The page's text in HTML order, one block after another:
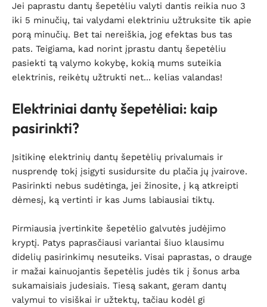
Jei paprastu dantų šepetėliu valyti dantis reikia nuo 3
iki 5 minučių, tai valydami elektriniu užtruksite tik apie
porą minučių. Bet tai nereiškia, jog efektas bus tas
pats. Teigiama, kad norint įprastu dantų šepetėliu
pasiekti tą valymo kokybę, kokią mums suteikia
elektrinis, reikėtų užtrukti net... kelias valandas!
Elektriniai dantų šepetėliai: kaip
pasirinkti?
Įsitikinę elektrinių dantų šepetėlių privalumais ir
nusprendę tokį įsigyti susidursite du plačia jų įvairove.
Pasirinkti nebus sudėtinga, jei žinosite, į ką atkreipti
dėmesį, ką vertinti ir kas Jums labiausiai tiktų.
Pirmiausia įvertinkite šepetėlio galvutės judėjimo
kryptį. Patys paprasčiausi variantai šiuo klausimu
didelių pasirinkimų nesuteiks. Visai paprastas, o drauge
ir mažai kainuojantis šepetėlis judės tik į šonus arba
sukamaisiais judesiais. Tiesą sakant, geram dantų
valymui to visiškai ir užtektų, tačiau kodėl gi